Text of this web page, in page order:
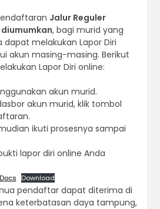
Jalur Reguler
, bagi murid yang
melakukan Lapor Diri
akun masing-masing. Berikut
Lapor Diri online:
akun murid.
akun murid, klik tombol
ikuti prosesnya sampai
lapor diri online Anda
Download
pendaftar dapat diterima di
keterbatasan daya tampung,